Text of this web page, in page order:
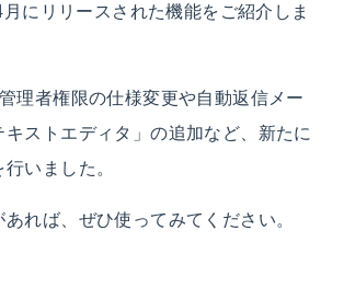
にリリースされた機能をご紹介しま
理者権限の仕様変更や自動返信メー
キストエディタ」の追加など、新たに
いました。
れば、ぜひ使ってみてください。